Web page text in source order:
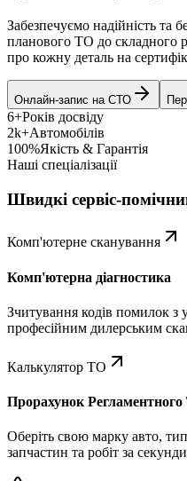
Забезпечуємо надійність та
планового ТО до складного
про кожну деталь на
Онлайн-запис на СТО
6+Років досвіду
2k+Автомобілів
100%Якість & Гарантія
Наші спеціалізації
Швидкі сервіс-
Комп'ютерне сканування
Комп'ютерна діагностика
Зчитування кодів помилок з
професійним дилерським
Калькулятор ТО
Прорахунок
Оберіть свою марку авто,
запчастин та робіт за